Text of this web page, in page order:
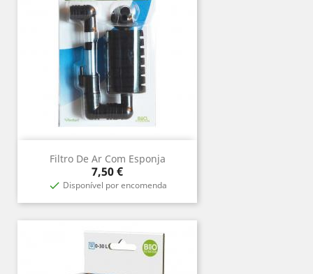
Filtro De Ar Com Esponja
Prix
7,50 €
 Disponível por encomenda